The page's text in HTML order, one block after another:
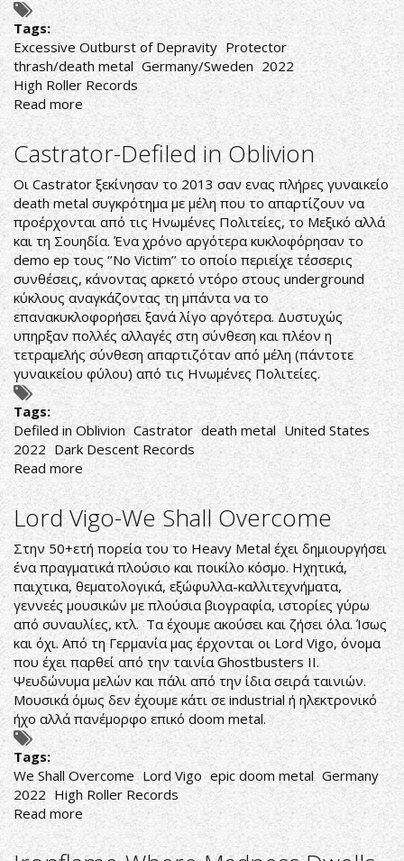
Tags:
Excessive Outburst of Depravity Protector
thrash/death metal Germany/Sweden 2022
High Roller Records
Read more about
Protector-
Excessive
Outburst
of
Depravity
Castrator-Defiled in Oblivion
Οι Castrator ξεκίνησαν το 2013 σαν ενας πλήρες γυναικείο
death metal συγκρότημα με μέλη που το απαρτίζουν να
προέρχονται από τις Ηνωμένες Πολιτείες, το Μεξικό αλλά
και τη Σουηδία. Ένα χρόνο αργότερα κυκλοφόρησαν το
demo ep τους ‘’No Victim’’ το οποίο περιείχε τέσσερις
συνθέσεις, κάνοντας αρκετό ντόρο στους underground
κύκλους αναγκάζοντας τη μπάντα να το
επανακυκλοφορήσει ξανά λίγο αργότερα. Δυστυχώς
υπηρξαν πολλές αλλαγές στη σύνθεση και πλέον η
τετραμελής σύνθεση απαρτιζόταν από μέλη (πάντοτε
γυναικείου φύλου) από τις Ηνωμένες Πολιτείες.
Tags:
Defiled in Oblivion Castrator death metal United States
2022 Dark Descent Records
Read more about
Castrator-
Defiled
in
Oblivion
Lord Vigo-We Shall Overcome
Στην 50+ετή πορεία του το Heavy Metal έχει δημιουργήσει
ένα πραγματικά πλούσιο και ποικίλο κόσμο. Ηχητικά,
παιχτικα, θεματολογικά, εξώφυλλα-καλλιτεχνήματα,
γεννεές μουσικών με πλούσια βιογραφία, ιστορίες γύρω
από συναυλίες, κτλ. Τα έχουμε ακούσει και ζήσει όλα. Ίσως
και όχι. Από τη Γερμανία μας έρχονται οι Lord Vigo, όνομα
που έχει παρθεί από την ταινία Ghostbusters II.
Ψευδώνυμα μελών και πάλι από την ίδια σειρά ταινιών.
Μουσικά όμως δεν έχουμε κάτι σε industrial ή ηλεκτρονικό
ήχο αλλά πανέμορφο επικό doom metal.
Tags:
We Shall Overcome Lord Vigo epic doom metal Germany
2022 High Roller Records
Read more about
Lord
Vigo-